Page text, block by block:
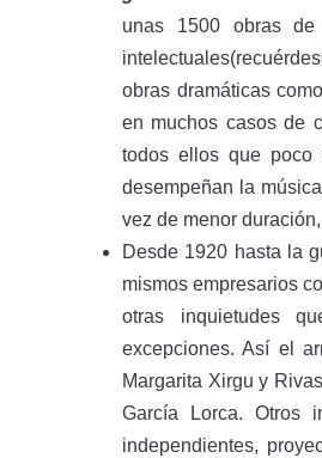
unas 1500 obras
obras dramáticas
en muchos casos de
todos ellos que
desempeñan la
vez de menor
Desde 1920 hasta la
mismos empresarios
otras inquietudes
excepciones. Así el
Margarita Xirgu y
García Lorca. Otros
independientes,